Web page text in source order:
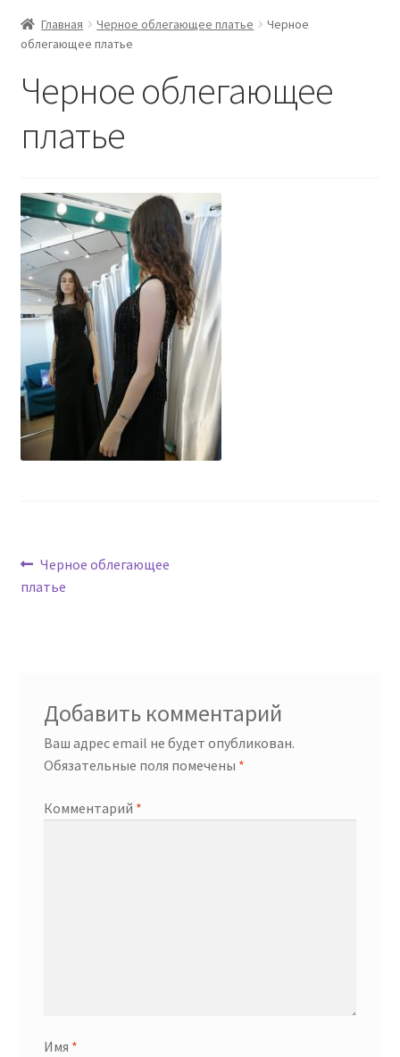
Главная Черное облегающее платье
Черное
облегающее платье
Черное облегающее
платье
Навигация
по
Предыдущая
запись:
Черное облегающее
платье
Добавить комментарий
Ваш адрес email не будет опубликован.
Обязательные поля помечены *
Комментарий *
Имя *